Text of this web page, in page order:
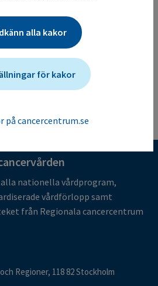
för bröstcancer och utvecklat
för vårdgivare
(2026-05-21)
alla kakor
för kakor
på cancercentrum.se
nationella vårdprogram,
vårdförlopp samt
från Regionala cancercentrum
Regioner, 118 82 Stockholm